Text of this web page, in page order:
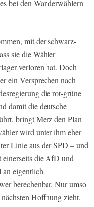
bei den Wanderwählern
mit der schwarz-
sie die Wähler
verloren hat. Doch
ein Versprechen nach
die rot-grüne
damit die deutsche
bringt Merz den Plan
wird unter ihm eher
Linie aus der SPD – und
einerseits die AfD und
an eigentlich
berechenbar. Nur umso
Hoffnung zieht,